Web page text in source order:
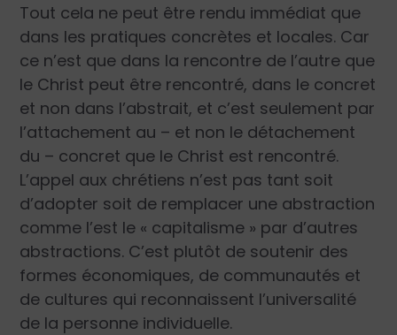
Tout cela ne peut être rendu immédiat que
dans les pratiques concrètes et locales. Car
ce n’est que dans la rencontre de l’autre que
le Christ peut être rencontré, dans le concret
et non dans l’abstrait, et c’est seulement par
l’attachement au – et non le détachement
du – concret que le Christ est rencontré.
L’appel aux chrétiens n’est pas tant soit
d’adopter soit de remplacer une abstraction
comme l’est le « capitalisme » par d’autres
abstractions. C’est plutôt de soutenir des
formes économiques, de communautés et
de cultures qui reconnaissent l’universalité
de la personne individuelle.